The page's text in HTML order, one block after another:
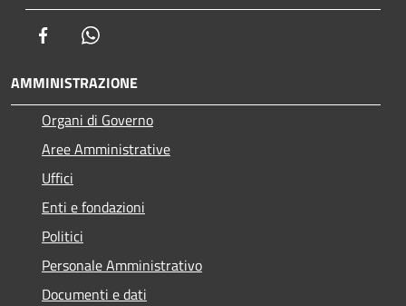
Facebook
AMMINISTRAZIONE
Organi di Governo
Aree Amministrative
Uffici
Enti e fondazioni
Politici
Personale Amministrativo
Documenti e dati